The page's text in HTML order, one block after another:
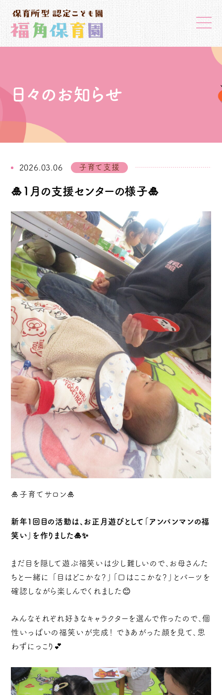
日々のお知らせ
2026.03.06 子育て支援
🎍1月の支援センターの様子🎍
🎍子育てサロン🎍
新年１回目の活動は、お正月遊びとして「アンパンマンの福
笑い」を作りました🎍✨
まだ目を隠して遊ぶ福笑いは少し難しいので、お母さんた
ちと一緒に 「目はどこかな？」「口はここかな？」とパーツを
確認しながら楽しんでくれました😊
みんなそれぞれ好きなキャラクターを選んで作ったので、個
性いっぱいの福笑いが完成！ できあがった顔を見て、思
わずにっこり💕